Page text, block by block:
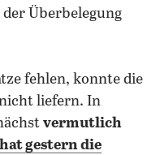
Überbelegung
fehlen, konnte die
liefern. In
vermutlich
gestern die